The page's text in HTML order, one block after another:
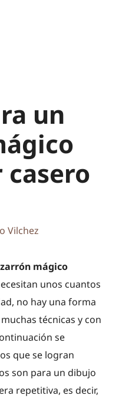
un
casero
Vilchez
mágico
unos cuantos
no hay una forma
técnicas y con
se
que se logran
son para un dibujo
repetitiva, es decir,